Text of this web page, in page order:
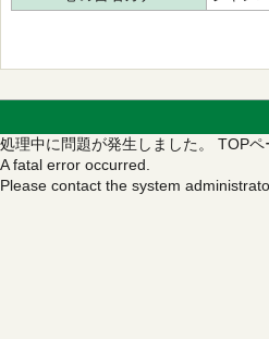
処理中に問題が発生しました。 TOPペ
A fatal error occurred.
Please contact the system